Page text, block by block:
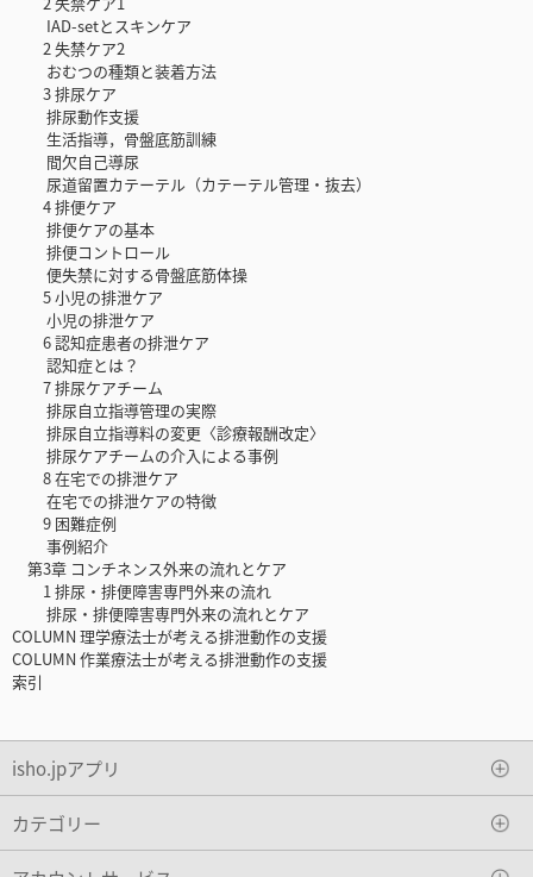
IAD-setとスキンケア
2 失禁ケア2
おむつの種類と装着方法
3 排尿ケア
排尿動作支援
生活指導，骨盤底筋訓練
間欠自己導尿
尿道留置カテーテル（カテーテル管理・抜去）
4 排便ケア
排便ケアの基本
排便コントロール
便失禁に対する骨盤底筋体操
5 小児の排泄ケア
小児の排泄ケア
6 認知症患者の排泄ケア
認知症とは？
7 排尿ケアチーム
排尿自立指導管理の実際
排尿自立指導料の変更〈診療報酬改定〉
排尿ケアチームの介入による事例
8 在宅での排泄ケア
在宅での排泄ケアの特徴
9 困難症例
事例紹介
第3章 コンチネンス外来の流れとケア
1 排尿・排便障害専門外来の流れ
排尿・排便障害専門外来の流れとケア
COLUMN 理学療法士が考える排泄動作の支援
COLUMN 作業療法士が考える排泄動作の支援
索引
isho.jpアプリ
カテゴリー